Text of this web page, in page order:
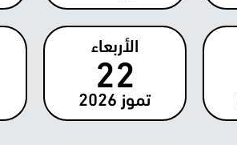
الأربعاء
22
تموز 2026